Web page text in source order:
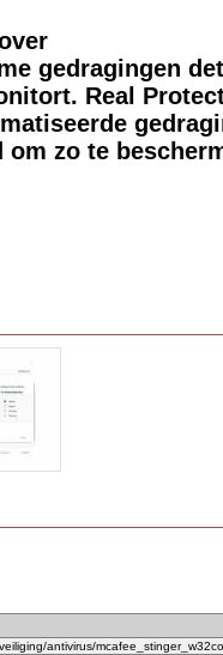
gedragingen
Real
zo te